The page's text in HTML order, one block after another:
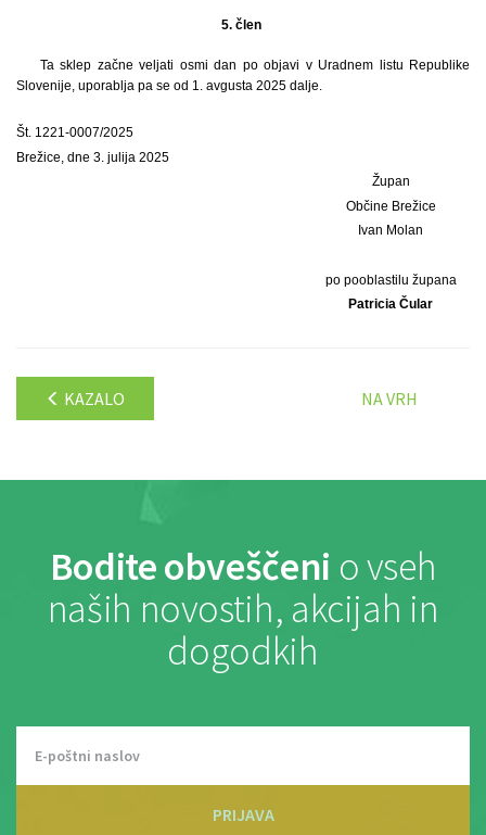
5. člen
Ta sklep začne veljati osmi dan po objavi v Uradnem listu Republike
Slovenije, uporablja pa se od 1. avgusta 2025 dalje.
Št. 1221-0007/2025
Brežice, dne 3. julija 2025
Župan
Občine Brežice
Ivan Molan
po pooblastilu župana
Patricia Čular
KAZALO NA VRH
Bodite obveščeni o vseh
naših novostih, akcijah in
dogodkih
PRIJAVA